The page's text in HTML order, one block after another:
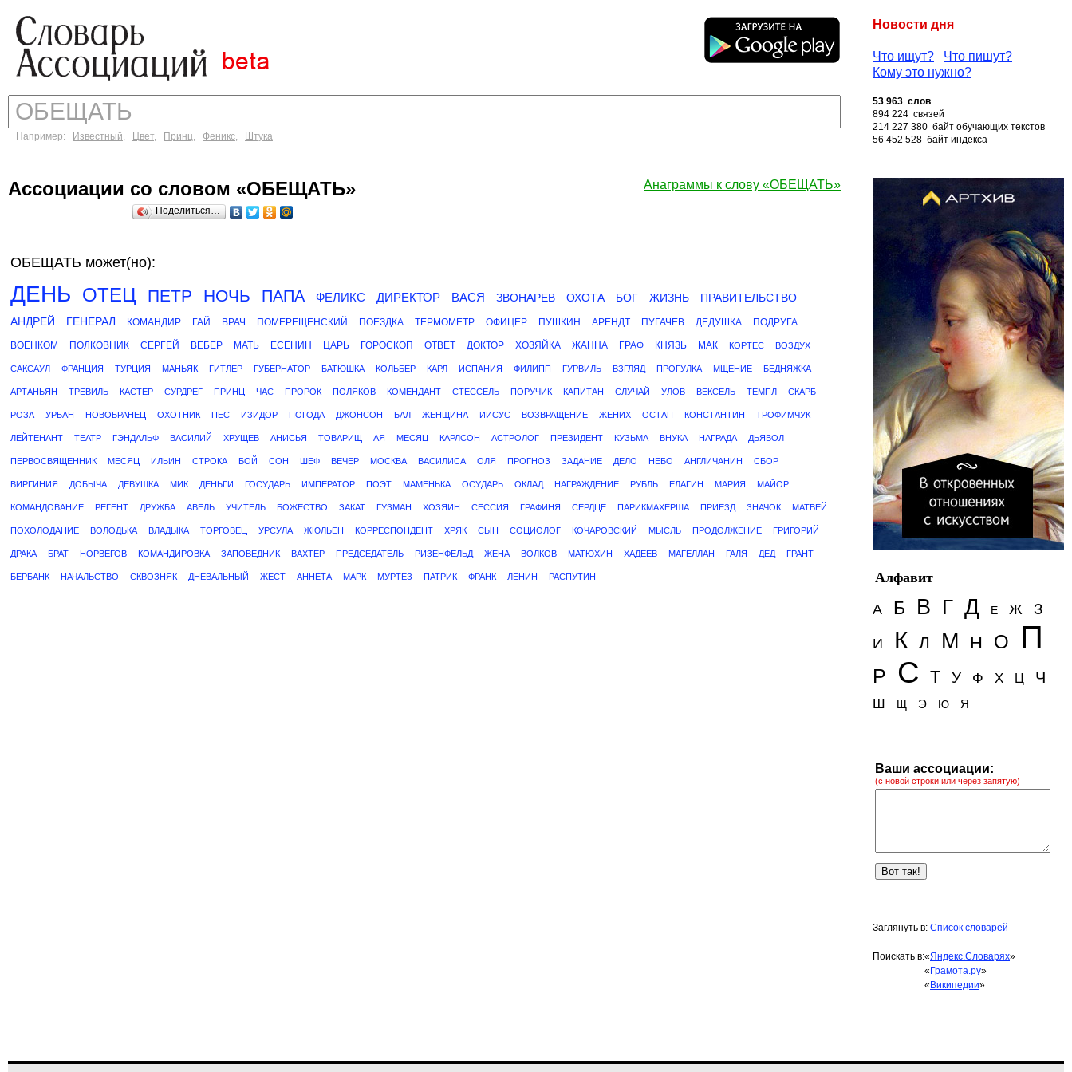
Новости дня
Что ищут?
Что пишут?
Кому это нужно?
Например: Известный, Цвет, Принц, Феникс, Штука
53 963 слов
894 224 связей
214 227 380 байт обучающих текстов
56 452 528 байт индекса
Анаграммы к слову «ОБЕЩАТЬ»
Ассоциации со словом «ОБЕЩАТЬ»
Поделиться…
ОБЕЩАТЬ может(но):
ДЕНЬ ОТЕЦ ПЕТР НОЧЬ ПАПА ФЕЛИКС ДИРЕКТОР ВАСЯ ЗВОНАРЕВ ОХОТА БОГ ЖИЗНЬ
ПРАВИТЕЛЬСТВО
АНДРЕЙ
ГЕНЕРАЛ КОМАНДИР ГАЙ ВРАЧ ПОМЕРЕЩЕНСКИЙ ПОЕЗДКА ТЕРМОМЕТР ОФИЦЕР ПУШКИН АРЕНДТ ПУГАЧЕВ ДЕДУШКА ПОДРУГА
ВОЕНКОМ ПОЛКОВНИК СЕРГЕЙ ВЕБЕР МАТЬ ЕСЕНИН ЦАРЬ ГОРОСКОП ОТВЕТ ДОКТОР ХОЗЯЙКА ЖАННА ГРАФ КНЯЗЬ МАК КОРТЕС ВОЗДУХ
САКСАУЛ ФРАНЦИЯ ТУРЦИЯ МАНЬЯК ГИТЛЕР ГУБЕРНАТОР БАТЮШКА КОЛЬБЕР КАРЛ ИСПАНИЯ ФИЛИПП ГУРВИЛЬ ВЗГЛЯД ПРОГУЛКА МЩЕНИЕ БЕДНЯЖКА
АРТАНЬЯН ТРЕВИЛЬ КАСТЕР СУРДРЕГ ПРИНЦ ЧАС ПРОРОК ПОЛЯКОВ КОМЕНДАНТ СТЕССЕЛЬ ПОРУЧИК КАПИТАН СЛУЧАЙ УЛОВ ВЕКСЕЛЬ ТЕМПЛ СКАРБ
РОЗА УРБАН НОВОБРАНЕЦ ОХОТНИК ПЕС ИЗИДОР ПОГОДА ДЖОНСОН БАЛ ЖЕНЩИНА ИИСУС ВОЗВРАЩЕНИЕ ЖЕНИХ ОСТАП КОНСТАНТИН ТРОФИМЧУК
ЛЕЙТЕНАНТ ТЕАТР ГЭНДАЛЬФ ВАСИЛИЙ ХРУЩЕВ АНИСЬЯ ТОВАРИЩ АЯ МЕСЯЦ КАРЛСОН АСТРОЛОГ ПРЕЗИДЕНТ КУЗЬМА ВНУКА НАГРАДА ДЬЯВОЛ
ПЕРВОСВЯЩЕННИК МЕСЯЦ ИЛЬИН СТРОКА БОЙ СОН ШЕФ ВЕЧЕР МОСКВА ВАСИЛИСА ОЛЯ ПРОГНОЗ ЗАДАНИЕ ДЕЛО НЕБО АНГЛИЧАНИН СБОР
ВИРГИНИЯ ДОБЫЧА ДЕВУШКА МИК ДЕНЬГИ ГОСУДАРЬ ИМПЕРАТОР ПОЭТ МАМЕНЬКА ОСУДАРЬ ОКЛАД НАГРАЖДЕНИЕ РУБЛЬ ЕЛАГИН МАРИЯ МАЙОР
КОМАНДОВАНИЕ РЕГЕНТ ДРУЖБА АВЕЛЬ УЧИТЕЛЬ БОЖЕСТВО ЗАКАТ ГУЗМАН ХОЗЯИН СЕССИЯ ГРАФИНЯ СЕРДЦЕ ПАРИКМАХЕРША ПРИЕЗД ЗНАЧОК МАТВЕЙ
ПОХОЛОДАНИЕ ВОЛОДЬКА ВЛАДЫКА ТОРГОВЕЦ УРСУЛА ЖЮЛЬЕН КОРРЕСПОНДЕНТ ХРЯК СЫН СОЦИОЛОГ КОЧАРОВСКИЙ МЫСЛЬ ПРОДОЛЖЕНИЕ ГРИГОРИЙ
ДРАКА БРАТ НОРВЕГОВ КОМАНДИРОВКА ЗАПОВЕДНИК ВАХТЕР ПРЕДСЕДАТЕЛЬ РИЗЕНФЕЛЬД ЖЕНА ВОЛКОВ МАТЮХИН ХАДЕЕВ МАГЕЛЛАН ГАЛЯ ДЕД ГРАНТ
БЕРБАНК НАЧАЛЬСТВО СКВОЗНЯК ДНЕВАЛЬНЫЙ ЖЕСТ АННЕТА МАРК МУРТЕЗ ПАТРИК ФРАНК ЛЕНИН РАСПУТИН
Алфавит
А
Б В Г Д Е Ж З
И К Л М Н О П
Р С Т У Ф Х Ц Ч
Ш Щ Э Ю Я
Ваши ассоциации:
(с новой строки или через запятую)
Заглянуть в: Список словарей
Поискать в:«Яндекс.Словарях»
« Грамота.ру»
« Википедии»